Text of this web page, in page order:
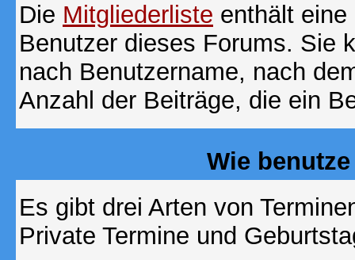
Die Mitgliederliste enthält
Benutzer dieses Forums. Sie
nach Benutzername, nach
Anzahl der Beiträge, die ein
Wie
Es gibt drei Arten von
Private Termine und